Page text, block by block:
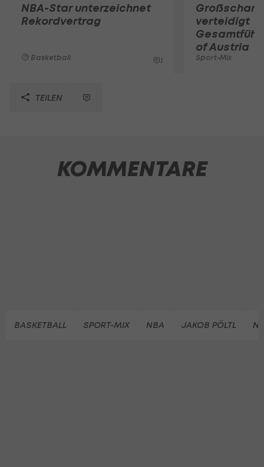
NBA-Star unterzeichnet
Rekordvertrag
Basketball 1
verteidigt
of Austria
Sport-Mix
TEILEN
KOMMENTARE
BASKETBALL SPORT-MIX NBA JAKOB PÖLTL